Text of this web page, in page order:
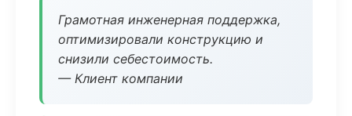
Грамотная инженерная поддержка,
оптимизировали конструкцию и
снизили себестоимость.
— Клиент компании